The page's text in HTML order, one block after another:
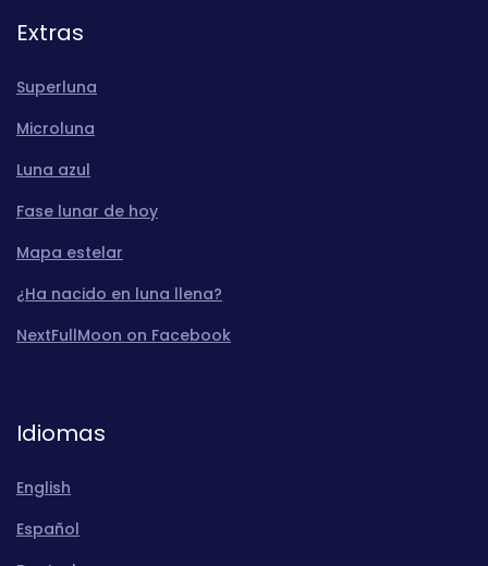
Extras
Superluna
Microluna
Luna azul
Fase lunar de hoy
Mapa estelar
¿Ha nacido en luna llena?
NextFullMoon on Facebook
Idiomas
English
Español